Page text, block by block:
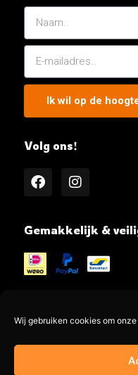
Wij gebruiken cookies om
Ik wil op de
Volg ons!
Gemakkelijk &